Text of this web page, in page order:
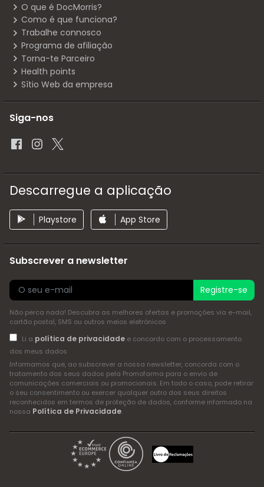
O que é DocMorris?
Como é que funciona?
Trabalhe connosco
Programa de afiliação
Torna-te Parceiro
Health points
Sítio Web da empresa
Siga-nos
Descarregue a aplicação
Playstore App Store
Subscrever a newsletter
Registre-se
Não perca nada! Descubra as melhores ofertas e promoções via e-mail,
cartão postal, SMS ou outros meios eletrónicos
Li a política de privacidadee concordo com o processamento
dos meus dados
Informamos que, ao subscrever a nossa newsletter, concorda com o
tratamento dos seus dados pela Promofarma para o envio de
comunicações comerciais ou promocionais. Em todo o caso, pode retirar
o seu consentimento ou exercer qualquer outro dos seus direitos
reconhecidos em termos de proteção de dados, conforme informado na
nossa Política de Privacidade.